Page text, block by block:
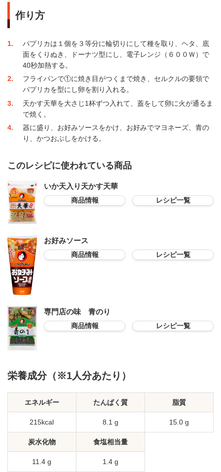
作り方
1
パプリカは１個を３等分に輪切りにして種を取り、ヘタ、底
面をくりぬき、ドーナツ型にし、電子レンジ（６００Ｗ）で
40秒加熱する。
2
フライパンで①に焼き目がつくまで焼き、セルクルの要領で
パプリカを型にし卵を割り入れる。
3
天かす天華を大さじ1杯ずつ入れて、蓋をして卵に火が通るま
で焼く。
4
器に盛り、お好みソースをかけ、お好みでマヨネーズ、青の
り、かつおぶしをかける。
このレシピに使われている商品
いか天入り天かす天華
商品情報 レシピ一覧
お好みソース
商品情報 レシピ一覧
専門店の味 青のり
商品情報 レシピ一覧
栄養成分（※1人分あたり）
エネルギー
215kcal
たんぱく質
8.1 g
脂質
15.0 g
炭水化物
11.4 g
食塩相当量
1.4 g